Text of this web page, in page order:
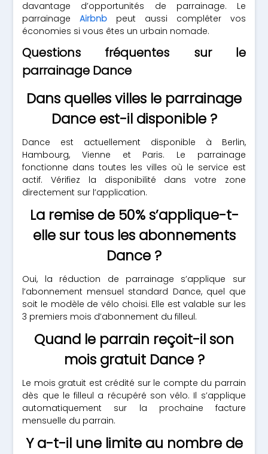
davantage d’opportunités de parrainage. Le
parrainageAirbnb peut aussi compléter vos
économies si vous êtes un urbain nomade.
Questions fréquentes sur le
parrainage Dance
Dans quelles villes le parrainage
Dance est-il disponible ?
Dance est actuellement disponible à Berlin,
Hambourg, Vienne et Paris. Le parrainage
fonctionne dans toutes les villes où le service est
actif. Vérifiez la disponibilité dans votre zone
directement sur l’application.
La remise de 50% s’applique-t-
elle sur tous les abonnements
Dance ?
Oui, la réduction de parrainage s’applique sur
l’abonnement mensuel standard Dance, quel que
soit le modèle de vélo choisi. Elle est valable sur les
3 premiers mois d’abonnement du filleul.
Quand le parrain reçoit-il son
mois gratuit Dance ?
Le mois gratuit est crédité sur le compte du parrain
dès que le filleul a récupéré son vélo. Il s’applique
automatiquement sur la prochaine facture
mensuelle du parrain.
Y a-t-il une limite au nombre de